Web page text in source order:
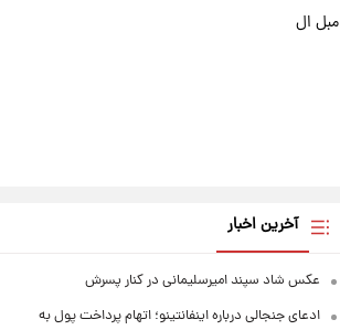
مبل ال
آخرین اخبار
عکس شاد سپند امیرسلیمانی در کنار پسرش
ادعای جنجالی درباره اینفانتینو؛ اتهام پرداخت پول به